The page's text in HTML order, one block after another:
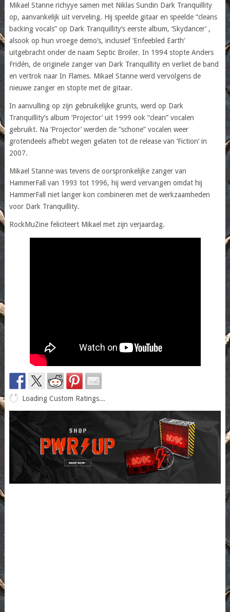
Mikael Stanne richyye samen met Niklas Sundin Dark Tranquillity
op, aanvankelijk uit verveling. Hij speelde gitaar en speelde “cleans
backing vocals” op Dark Tranquillity’s eerste album, ‘Skydancer’ ,
alsook op hun vroege demo’s, inclusief ‘Enfeebled Earth’
uitgebracht onder de naam Septic Broiler. In 1994 stopte Anders
Fridén, de originele zanger van Dark Tranquillity en verliet de band
en vertrok naar In Flames. Mikael Stanne werd vervolgens de
nieuwe zanger en stopte met de gitaar.
In aanvulling op zijn gebruikelijke grunts, werd op Dark
Tranquillity’s album ‘Projector’ uit 1999 ook “clean” vocalen
gebruikt. Na ‘Projector’ werden de “schone” vocalen weer
grotendeels afhebt wegen gelaten tot de release van ‘Fiction’ in
2007.
Mikael Stanne was tevens de oorspronkelijke zanger van
HammerFall van 1993 tot 1996, hij werd vervangen omdat hij
HammerFall niet langer kon combineren met de werkzaamheden
voor Dark Tranquillity.
RockMuZine feliciteert Mikael met zijn verjaardag.
Loading Custom Ratings...